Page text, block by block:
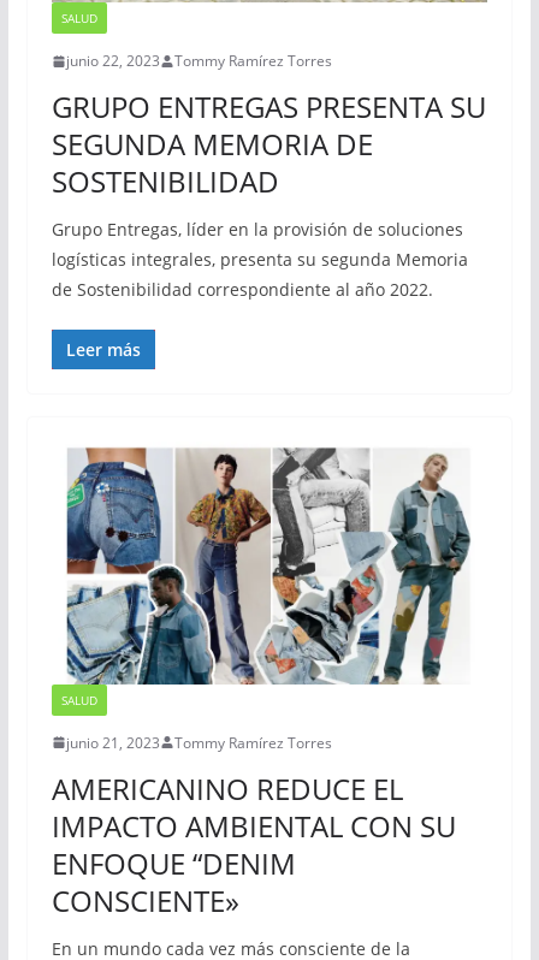
SALUD
junio 22, 2023 Tommy Ramírez Torres
GRUPO ENTREGAS PRESENTA SU
SEGUNDA MEMORIA DE
SOSTENIBILIDAD
Grupo Entregas, líder en la provisión de soluciones
logísticas integrales, presenta su segunda Memoria
de Sostenibilidad correspondiente al año 2022.
Leer más
SALUD
junio 21, 2023 Tommy Ramírez Torres
AMERICANINO REDUCE EL
IMPACTO AMBIENTAL CON SU
ENFOQUE “DENIM
CONSCIENTE»
En un mundo cada vez más consciente de la